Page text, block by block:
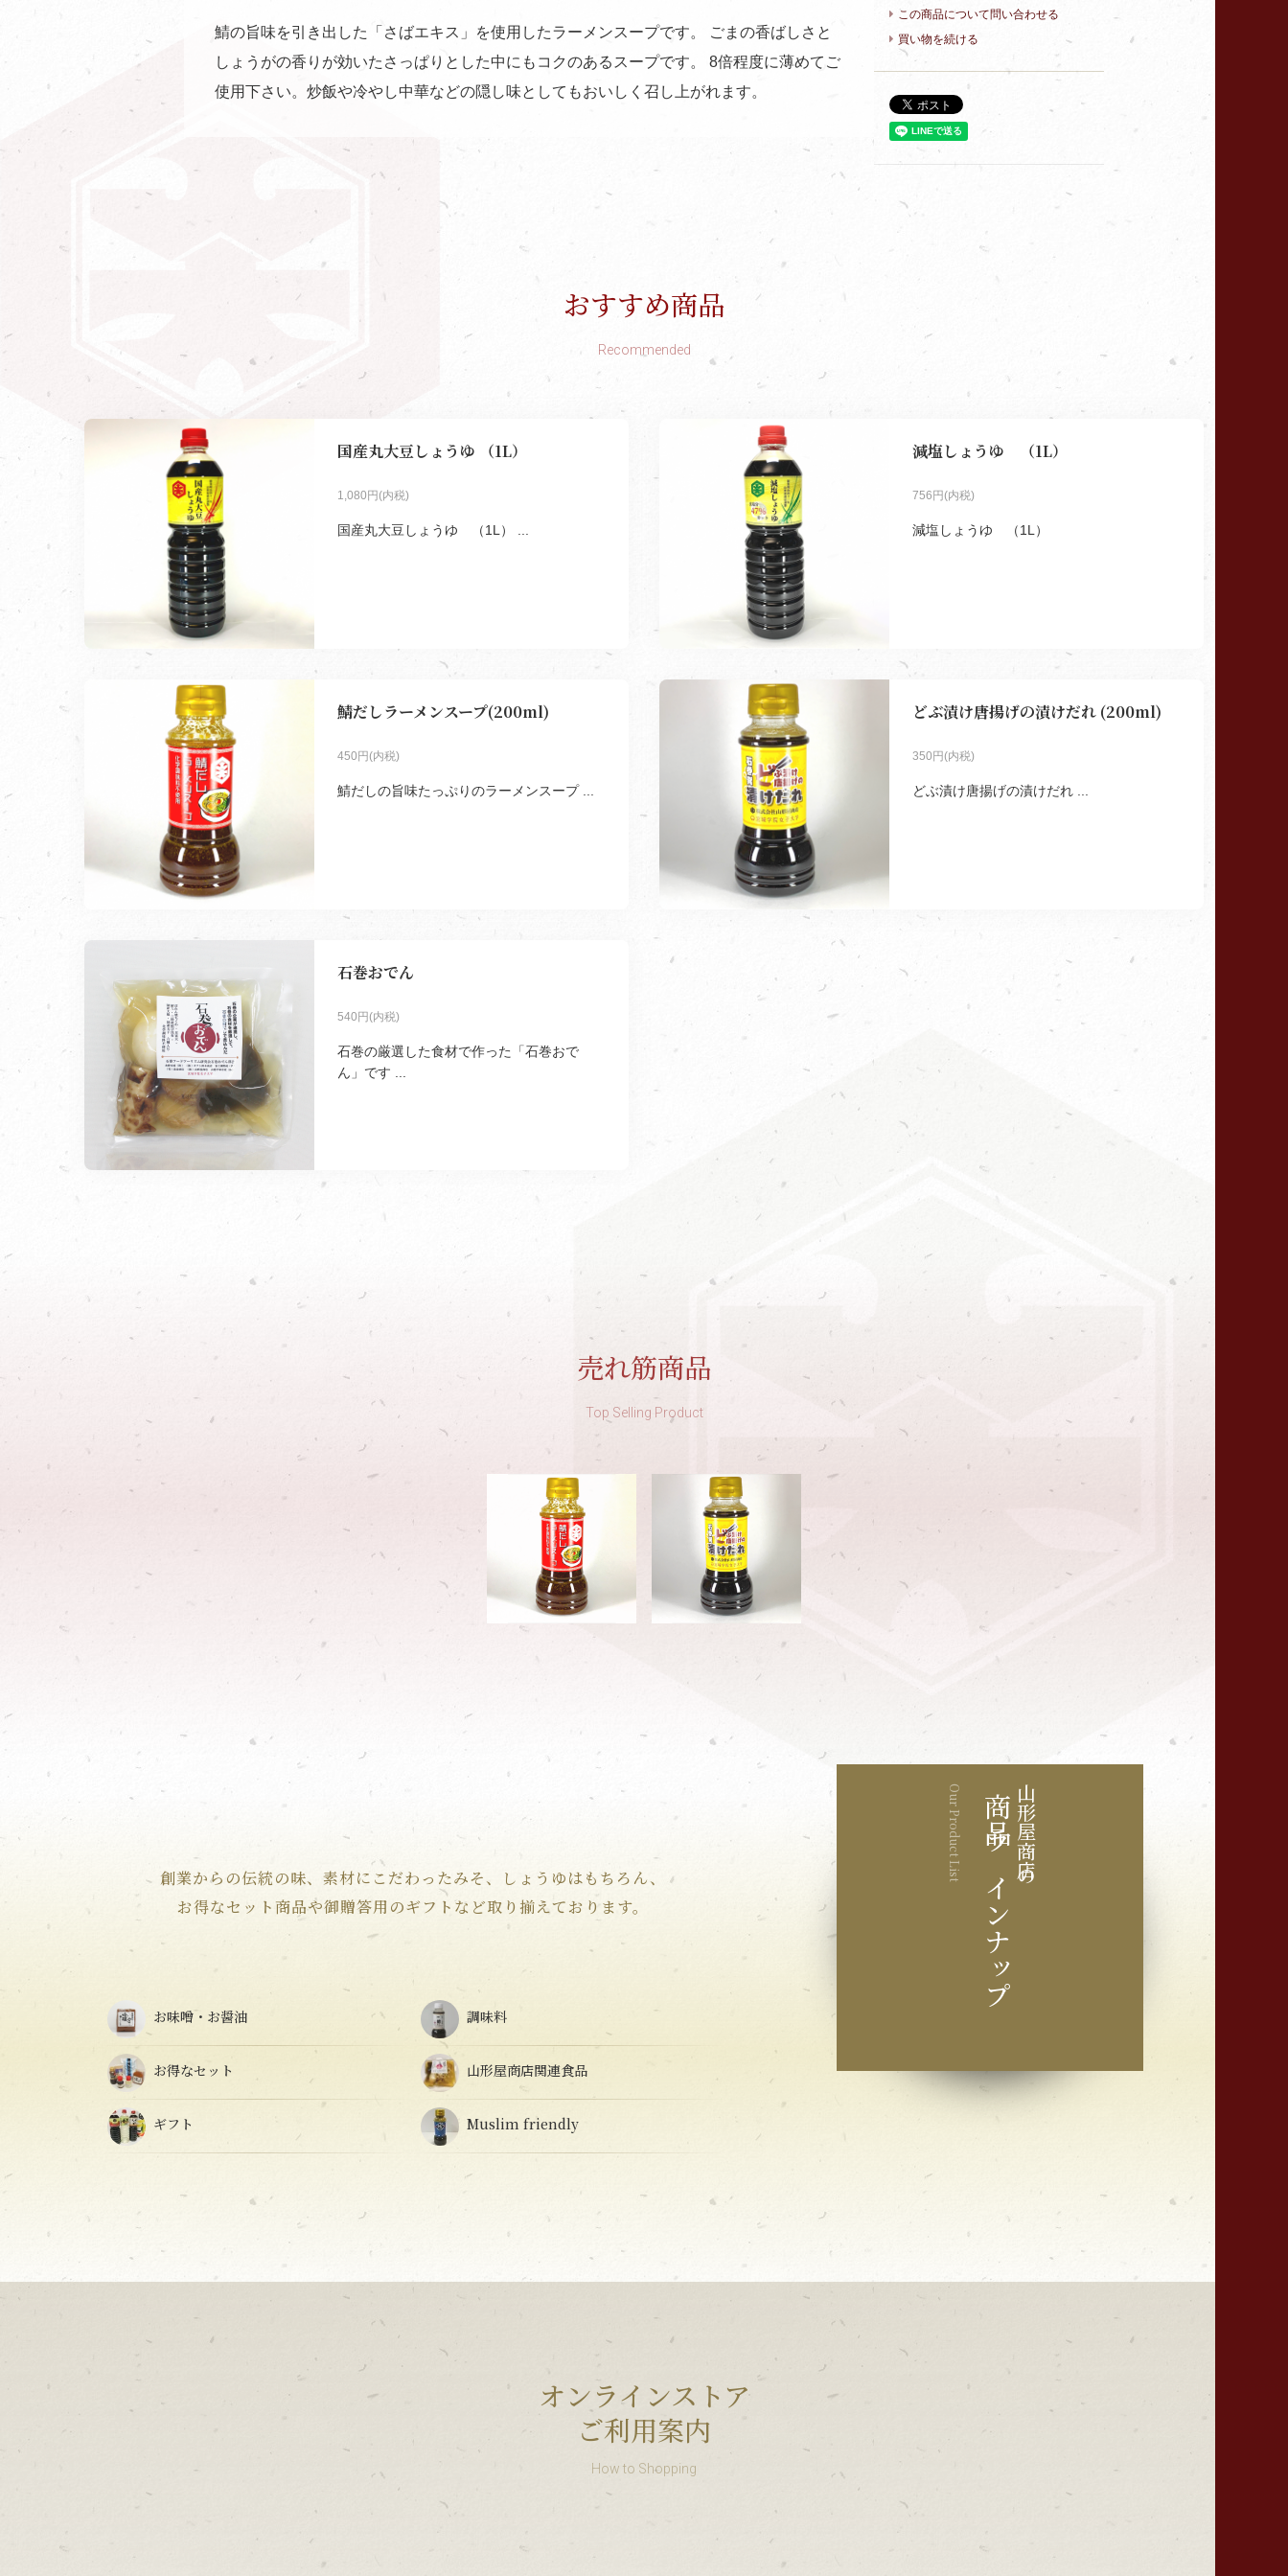
鯖の旨味を引き出した「さばエキス」を使用したラーメンスープです。 ごまの香ばしさと
しょうがの香りが効いたさっぱりとした中にもコクのあるスープです。 8倍程度に薄めてご
使用下さい。炒飯や冷やし中華などの隠し味としてもおいしく召し上がれます。
この商品について問い合わせる
買い物を続ける
おすすめ商品
Recommended
国産丸大豆しょうゆ （1L）
1,080円(内税)
国産丸大豆しょうゆ （1L） ...
減塩しょうゆ （1L）
756円(内税)
減塩しょうゆ （1L）
鯖だしラーメンスープ(200ml)
450円(内税)
鯖だしの旨味たっぷりのラーメンスープ ...
どぶ漬け唐揚げの漬けだれ (200ml)
350円(内税)
どぶ漬け唐揚げの漬けだれ ...
石巻おでん
540円(内税)
石巻の厳選した食材で作った「石巻おで
ん」です ...
売れ筋商品
Top Selling Product
山形屋商店の
商品ラインナップ
Our Product List
創業からの伝統の味、素材にこだわったみそ、しょうゆはもちろん、
お得なセット商品や御贈答用のギフトなど取り揃えております。
お味噌・お醤油 調味料
お得なセット 山形屋商店関連食品
ギフト Muslim friendly
オンラインストア
ご利用案内
How to Shopping